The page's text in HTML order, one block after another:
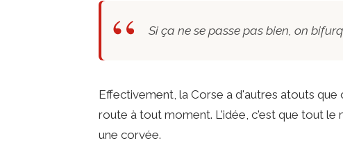
Si ça ne se passe pas bien, on
Effectivement, la Corse a d'autres atouts
route à tout moment. L'idée, c'est que tout le
une corvée.